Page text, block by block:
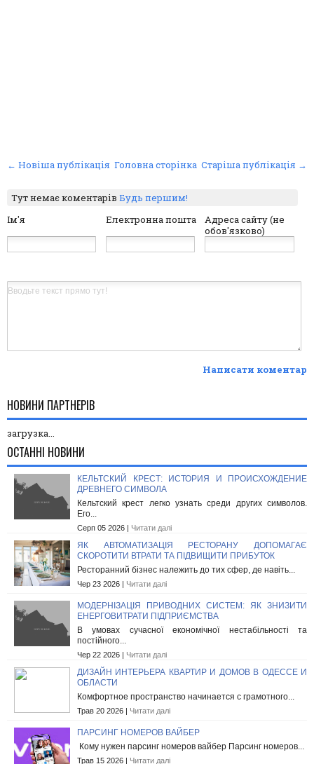
← Новіша публікація Старіша публікація →
Головна сторінка
Тут немає коментарівБудь першим!
Ім'я
Електронна пошта
Адреса сайту (не
обов'язково)
Написати коментар
НОВИНИ ПАРТНЕРІВ
загрузка...
ОСТАННІ НОВИНИ
КЕЛЬТСКИЙ КРЕСТ: ИСТОРИЯ И ПРОИСХОЖДЕНИЕ
ДРЕВНЕГО СИМВОЛА
Кельтский крест легко узнать среди других символов.
Его...
Серп 05 2026 | Читати далі
ЯК АВТОМАТИЗАЦІЯ РЕСТОРАНУ ДОПОМАГАЄ
СКОРОТИТИ ВТРАТИ ТА ПІДВИЩИТИ ПРИБУТОК
Ресторанний бізнес належить до тих сфер, де навіть...
Чер 23 2026 | Читати далі
МОДЕРНІЗАЦІЯ ПРИВОДНИХ СИСТЕМ: ЯК ЗНИЗИТИ
ЕНЕРГОВИТРАТИ ПІДПРИЄМСТВА
В умовах сучасної економічної нестабільності та
постійного...
Чер 22 2026 | Читати далі
ДИЗАЙН ИНТЕРЬЕРА КВАРТИР И ДОМОВ В ОДЕССЕ И
ОБЛАСТИ
Комфортное пространство начинается с грамотного...
Трав 20 2026 | Читати далі
ПАРСИНГ НОМЕРОВ ВАЙБЕР
Кому нужен парсинг номеров вайбер Парсинг номеров...
Трав 15 2026 | Читати далі